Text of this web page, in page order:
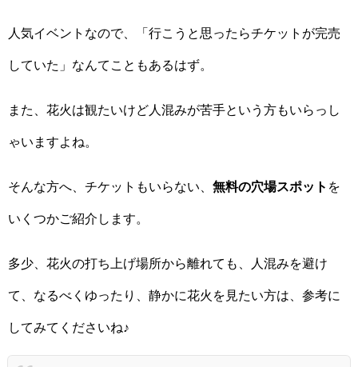
人気イベントなので、「行こうと思ったらチケットが完売
していた」なんてこともあるはず。
また、花火は観たいけど人混みが苦手という方もいらっし
ゃいますよね。
そんな方へ、チケットもいらない、 無料の穴場スポット を
いくつかご紹介します。
多少、花火の打ち上げ場所から離れても、人混みを避け
て、なるべくゆったり、静かに花火を見たい方は、参考に
してみてくださいね♪